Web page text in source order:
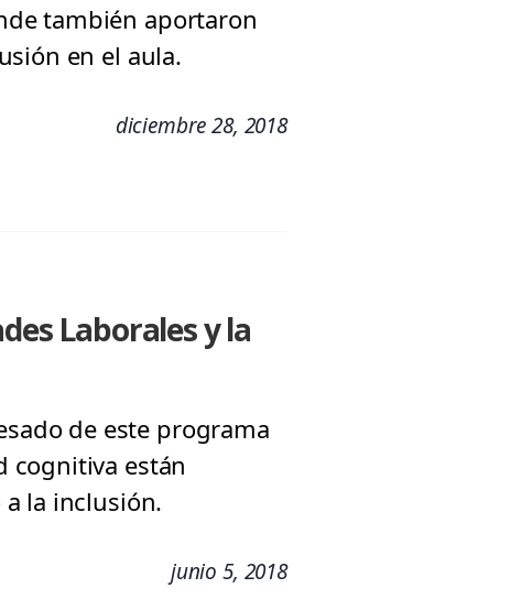
también aportaron
en el aula.
diciembre 28, 2018
Laborales y la
de este programa
cognitiva están
la inclusión.
junio 5, 2018